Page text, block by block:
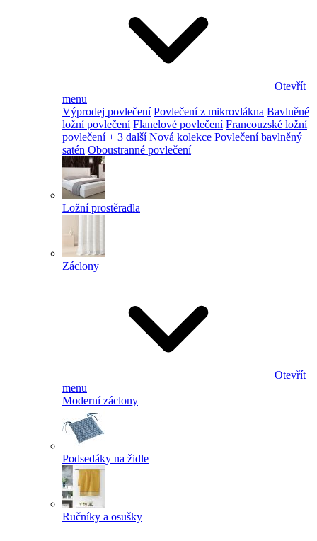
Otevřít
menu
Výprodej povlečení Povlečení z mikrovlákna Bavlněné
ložní povlečení Flanelové povlečení Francouzské ložní
povlečení + 3 další Nová kolekce Povlečení bavlněný
satén Oboustranné povlečení
Ložní prostěradla
Záclony
Otevřít
menu
Moderní záclony
Podsedáky na židle
Ručníky a osušky